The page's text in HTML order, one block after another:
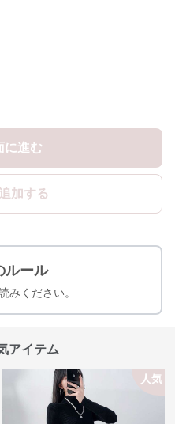
に進む
加する
ルール
みください。
アイテム
人気